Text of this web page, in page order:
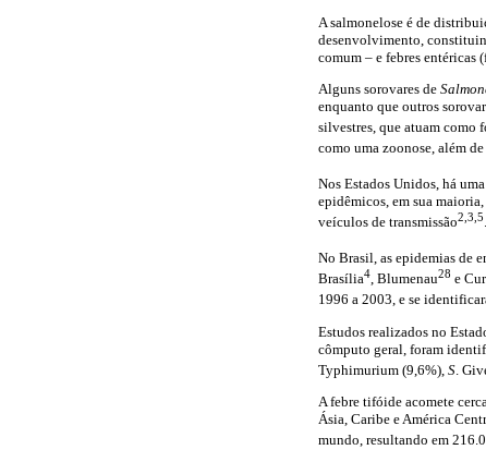
A salmonelose é de
desenvolvimento,
comum – e febres entéricas
Alguns sorovares de
enquanto que outros
silvestres, que atuam como
como uma zoonose, além
Nos Estados Unidos, há
epidêmicos, em sua
veículos de transmissão2,3,5.
No Brasil, as epidemias de
Brasília4, Blumenau28 e
1996 a 2003, e se
Estudos realizados no
cômputo geral, foram
Typhimurium (9,6%), S .
A febre tifóide acomete
Ásia, Caribe e América
mundo, resultando em